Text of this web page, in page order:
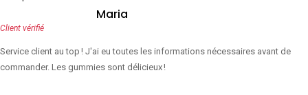
Maria
Client vérifié
Service client au top ! J'ai eu toutes les informations nécessaires avant de
commander. Les gummies sont délicieux !